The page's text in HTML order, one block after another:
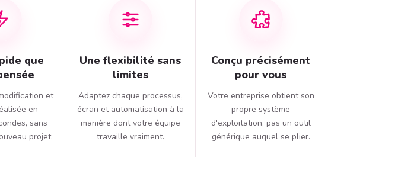
que
et
en
sans
projet.
Une flexibilité sans
limites
Adaptez chaque processus,
écran et automatisation à la
manière dont votre équipe
travaille vraiment.
Conçu précisément
pour vous
Votre entreprise obtient son
propre système
d'exploitation, pas un outil
générique auquel se plier.